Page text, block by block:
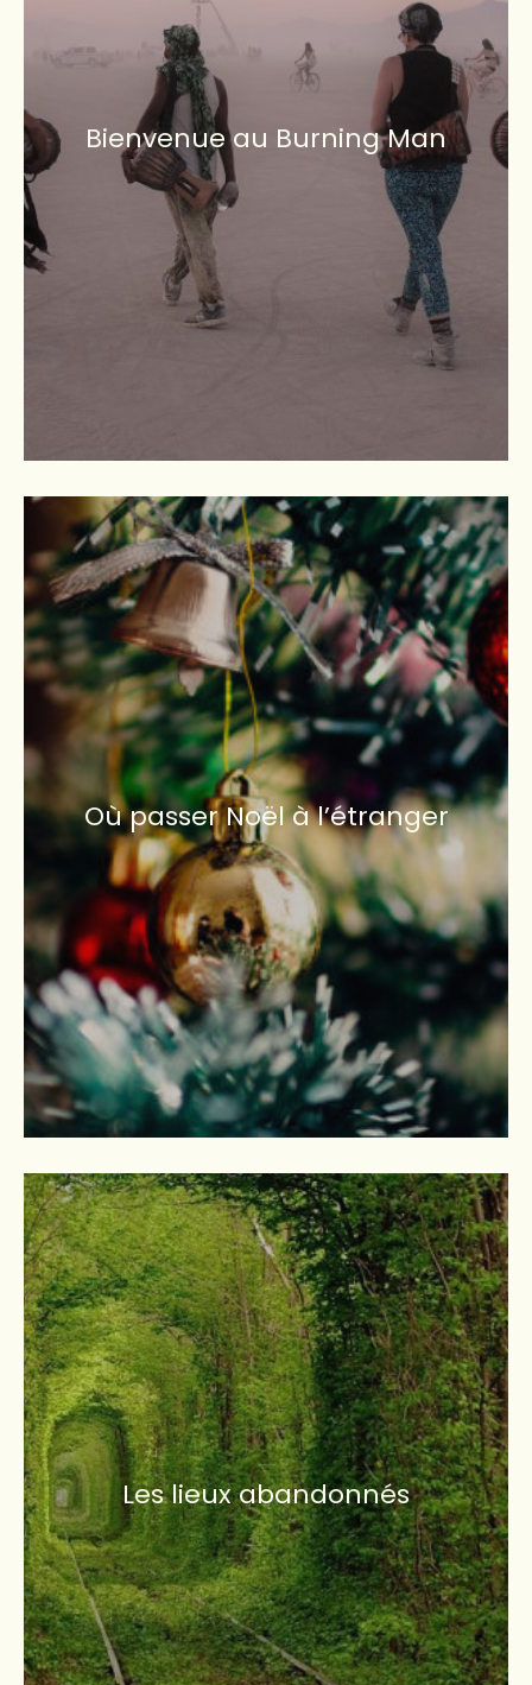
Bienvenue au Burning Man
Où passer Noël à l’étranger
Les lieux abandonnés